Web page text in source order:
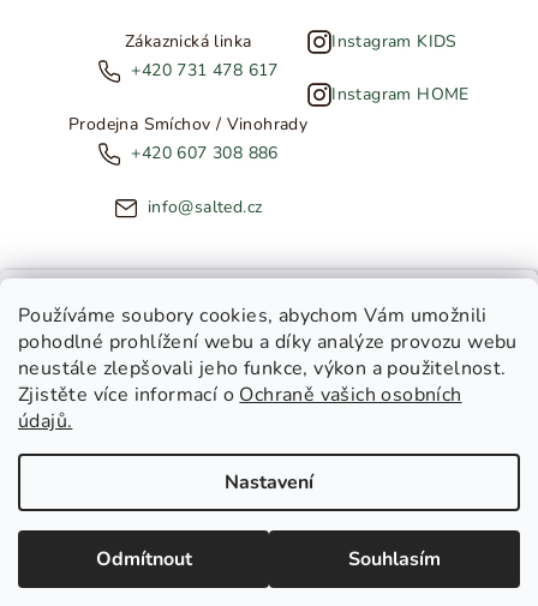
Používáme soubory cookies, abychom Vám umožnili
pohodlné prohlížení webu a díky analýze provozu webu
neustále zlepšovali jeho funkce, výkon a použitelnost.
Zjistěte více informací o Ochraně vašich osobních
údajů.
Nastavení
Odmítnout Souhlasím
Zákaznická linka
+420 731 478 617
Prodejna Smíchov / Vinohrady
+420 607 308 886
info@salted.cz
Instagram KIDS
Instagram HOME
Copyright 2026SALTED. Všechna práva vyhrazena.Upravit
nastavení cookies
NOVINKY ZE SALTED
Toužíte dostávat novinky z
Salted Home
Salted Kids & Home
Chci být v obraze!